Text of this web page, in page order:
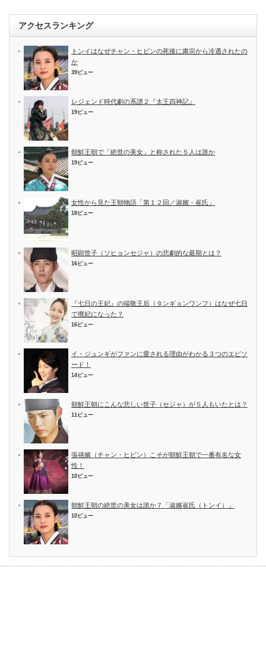
アクセスランキング
トンイはなぜチャン・ヒビンの死後に粛宗から冷遇されたの
か
39ビュー
レジェンド時代劇の系譜２『太王四神記』
19ビュー
朝鮮王朝で「絶世の美女」と称された５人は誰か
19ビュー
女性から見た王朝物語「第１２回／淑嬪・崔氏」
18ビュー
昭顕世子（ソヒョンセジャ）の悲劇的な最期とは？
16ビュー
『七日の王妃』の端敬王后（タンギョンワンフ）はなぜ七日
で廃妃になった？
16ビュー
イ・ジュンギがファンに愛される理由がわかる３つのエピソ
ード！
14ビュー
朝鮮王朝にこんな悲しい世子（セジャ）が５人もいたとは？
11ビュー
張禧嬪（チャン・ヒビン）こそが朝鮮王朝で一番有名な女
性！
10ビュー
朝鮮王朝の絶世の美女は誰か７「淑嬪崔氏（トンイ）」
10ビュー